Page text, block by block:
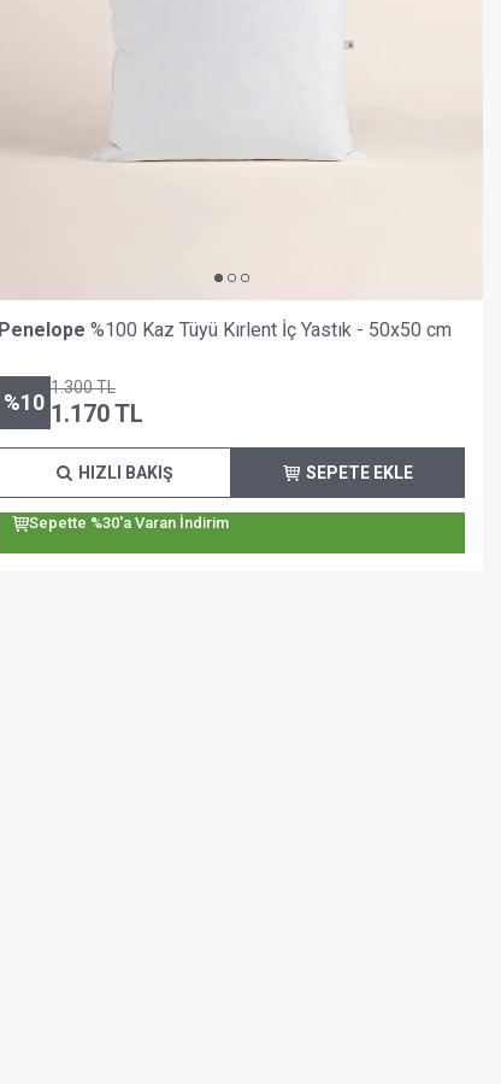
Penelope %100 Kaz Tüyü Kırlent İç Yastık - 50x50 cm
%10
1.300TL
1.170TL
SEPETE EKLE
HIZLI BAKIŞ
Sepette %30'a Varan İndirim